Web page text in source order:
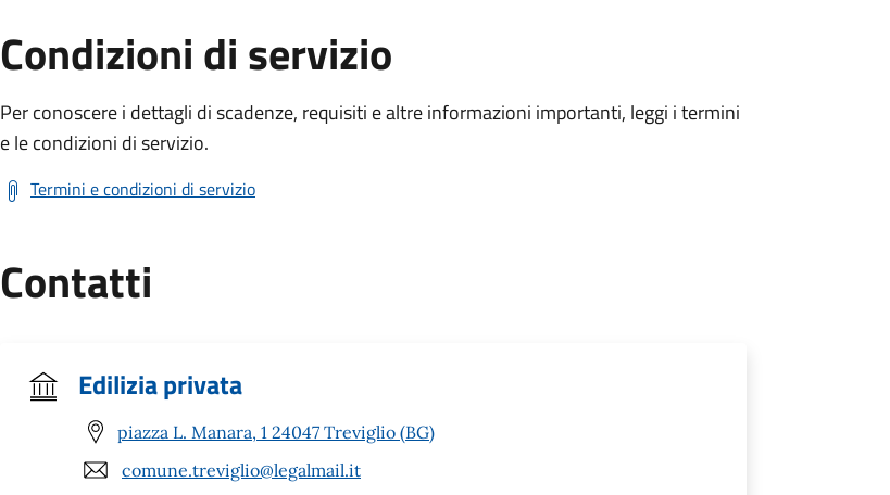
Condizioni di servizio
Per conoscere i dettagli di scadenze, requisiti e altre informazioni importanti, leggi i termini
e le condizioni di servizio.
Termini e condizioni di servizio
Contatti
Edilizia privata
piazza L. Manara, 1 24047 Treviglio (BG)
comune.treviglio@legalmail.it